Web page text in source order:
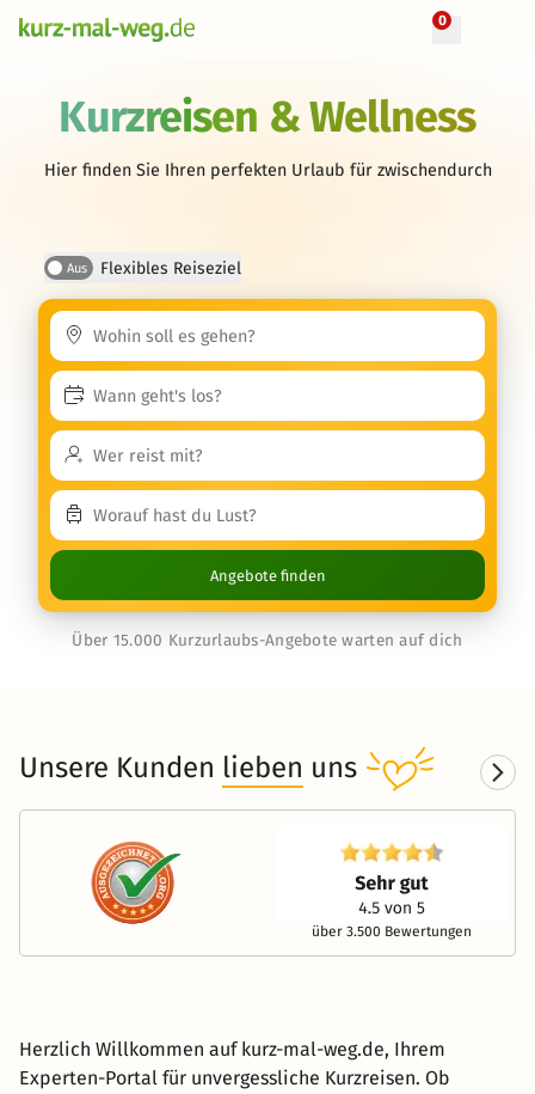
0
Kurzreisen & Wellness
Hier finden Sie Ihren perfekten Urlaub für zwischendurch
Aus Flexibles Reiseziel
Angebote finden
Über 15.000 Kurzurlaubs-Angebote warten auf dich
Unsere Kunden lieben uns
über 3.500 Bewertungen
Herzlich Willkommen auf kurz-mal-weg.de, Ihrem
Experten-Portal für unvergessliche Kurzreisen. Ob